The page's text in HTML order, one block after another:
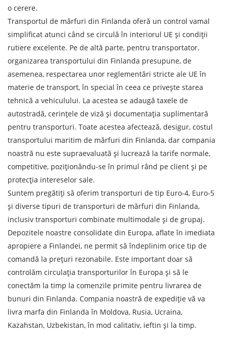
o cerere.
Transportul de mărfuri din Finlanda oferă un control vamal
simplificat atunci când se circulă în interiorul UE și condiții
rutiere excelente. Pe de altă parte, pentru transportator,
organizarea transportului din Finlanda presupune, de
asemenea, respectarea unor reglementări stricte ale UE în
materie de transport, în special în ceea ce privește starea
tehnică a vehiculului. La acestea se adaugă taxele de
autostradă, cerințele de viză și documentația suplimentară
pentru transporturi. Toate acestea afectează, desigur, costul
transportului maritim de mărfuri din Finlanda, dar compania
noastră nu este supraevaluată și lucrează la tarife normale,
competitive, poziționându-se în primul rând pe client și pe
protecția intereselor sale.
Suntem pregătiți să oferim transporturi de tip Euro-4, Euro-5
și diverse tipuri de transporturi de mărfuri din Finlanda,
inclusiv transporturi combinate multimodale și de grupaj.
Depozitele noastre consolidate din Europa, aflate în imediata
apropiere a Finlandei, ne permit să îndeplinim orice tip de
comandă la prețuri rezonabile. Este important doar să
controlăm circulația transporturilor în Europa și să le
conectăm la timp la comenzile primite pentru livrarea de
bunuri din Finlanda. Compania noastră de expediție vă va
livra marfa din Finlanda în Moldova, Rusia, Ucraina,
Kazahstan, Uzbekistan, în mod calitativ, ieftin și la timp.
Denumirea mărfii
Data de descărcare
Tipul de transport
Greutatea sarcinii, ( t )
Volumul încărcăturii
Persoana de contact
Numar de contact
E-mail
Prin depunerea unei cereri, sunteți de acord cu
prelucrarea datelor cu caracter personal.
TRIMITE